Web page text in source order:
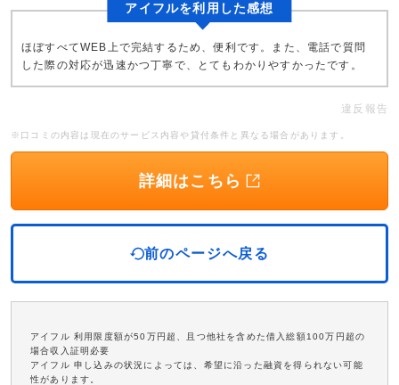
アイフルを利用した感想
ほぼすべてWEB上で完結するため、便利です。また、電話で質問
した際の対応が迅速かつ丁寧で、とてもわかりやすかったです。
違反報告
※口コミの内容は現在のサービス内容や貸付条件と異なる場合があります。
詳細はこちら
前のページへ戻る
アイフル 利用限度額が50万円超、且つ他社を含めた借入総額100万円超の
場合収入証明必要
アイフル 申し込みの状況によっては、希望に沿った融資を得られない可能
性があります。